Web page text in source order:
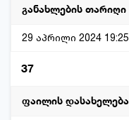
29 აპრილი 2024
37